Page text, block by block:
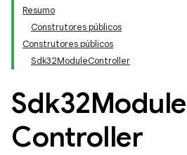
Resumo
Construtores públicos
Construtores públicos
Sdk32ModuleController
Sdk32Module
Controller